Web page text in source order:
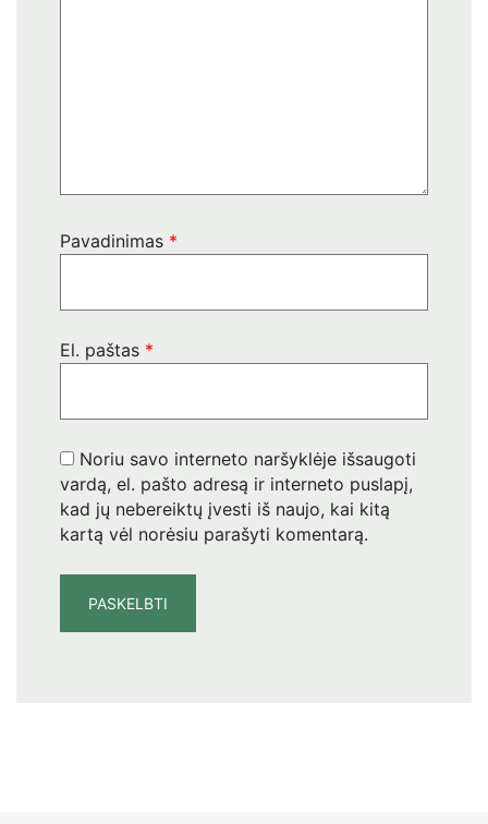
Pavadinimas *
El. paštas *
Noriu savo interneto naršyklėje išsaugoti
vardą, el. pašto adresą ir interneto puslapį,
kad jų nebereiktų įvesti iš naujo, kai kitą
kartą vėl norėsiu parašyti komentarą.